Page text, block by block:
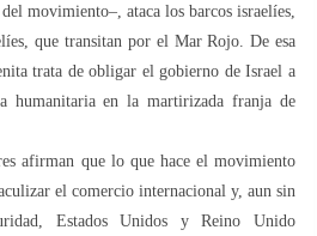
movimiento–, ataca los barcos israelíes,
que transitan por el Mar Rojo. De esa
trata de obligar el gobierno de Israel a
humanitaria en la martirizada franja de
afirman que lo que hace el movimiento
el comercio internacional y, aun sin
Estados Unidos y Reino Unido